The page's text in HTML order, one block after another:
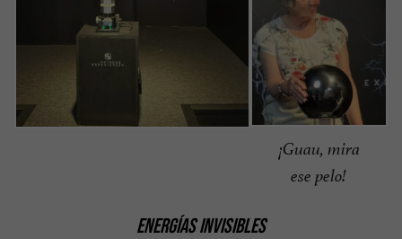
¡Guau, mira
ese pelo!
ENERGÍAS INVISIBLES